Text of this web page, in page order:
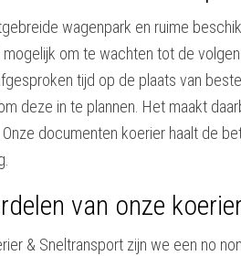
wagenpark en ruime
mogelijk om te wachten tot de
tijd op de plaats van
deze in te plannen. Het maakt
documenten koerier haalt de
van onze
& Sneltransport zijn we een no